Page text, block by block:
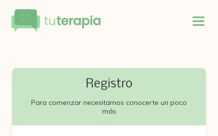
Registro
Para comenzar necesitamos conocerte un poco
más